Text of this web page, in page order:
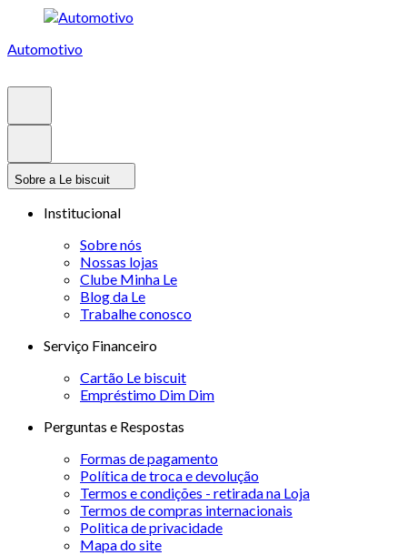
Automotivo
Sobre a Le biscuit
Institucional
Sobre nós
Nossas lojas
Clube Minha Le
Blog da Le
Trabalhe conosco
Serviço Financeiro
Cartão Le biscuit
Empréstimo Dim Dim
Perguntas e Respostas
Formas de pagamento
Política de troca e devolução
Termos e condições - retirada na Loja
Termos de compras internacionais
Politica de privacidade
Mapa do site